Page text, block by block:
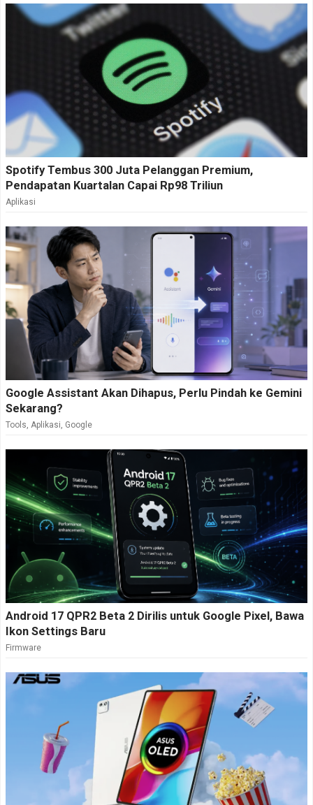
Spotify Tembus 300 Juta Pelanggan Premium,
Pendapatan Kuartalan Capai Rp98 Triliun
Aplikasi
Google Assistant Akan Dihapus, Perlu Pindah ke Gemini
Sekarang?
Tools Aplikasi Google
Android 17 QPR2 Beta 2 Dirilis untuk Google Pixel, Bawa
Ikon Settings Baru
Firmware